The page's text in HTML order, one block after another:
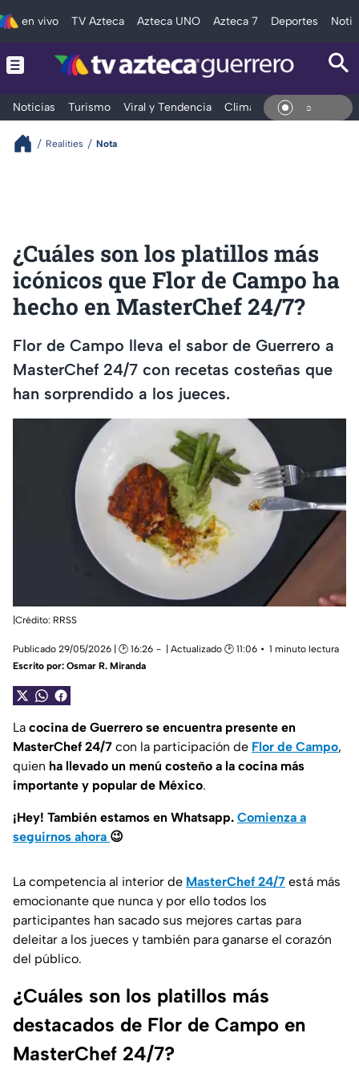
en vivo TV Azteca Azteca UNO Azteca 7 Deportes
Noticias Turismo Viral y Tendencia Clima Deportes En
Realities Nota
¿Cuáles son los platillos más
icónicos que Flor de Campo ha
hecho en MasterChef 24/7?
Flor de Campo lleva el sabor de Guerrero a
MasterChef 24/7 con recetas costeñas que
han sorprendido a los jueces.
|Crédito: RRSS
Publicado 29/05/2026 | 🕑 16:26 | Actualizado 🕑 11:06
1 minuto lectura
Escrito por: Osmar R. Miranda
La cocina de Guerrero se encuentra presente en
MasterChef 24/7 con la participación de Flor de Campo,
quien ha llevado un menú costeño a la cocina más
importante y popular de México.
¡Hey! También estamos en Whatsapp. Comienza a
seguirnos ahora 😉
La competencia al interior de MasterChef 24/7 está más
emocionante que nunca y por ello todos los
participantes han sacado sus mejores cartas para
deleitar a los jueces y también para ganarse el corazón
del público.
¿Cuáles son los platillos más
destacados de Flor de Campo en
MasterChef 24/7?